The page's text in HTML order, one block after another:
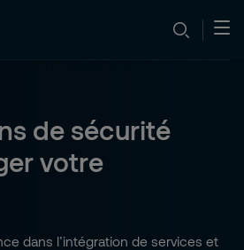
de sécurité
votre
dans l’intégration de services et